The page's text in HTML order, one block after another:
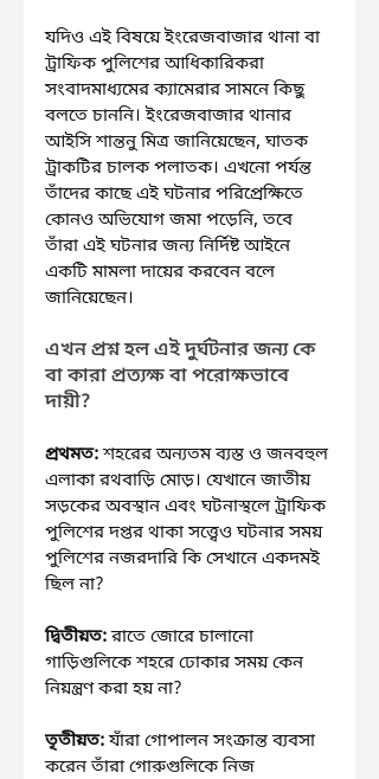
যদিও এই বিষয়ে ইংরেজবাজার থানা বা
ট্রাফিক পুলিশের আধিকারিকরা
সংবাদমাধ্যমের ক্যামেরার সামনে কিছু
বলতে চাননি। ইংরেজবাজার থানার
আইসি শান্তনু মিত্র জানিয়েছেন, ঘাতক
ট্রাকটির চালক পলাতক। এখনো পর্যন্ত
তাঁদের কাছে এই ঘটনার পরিপ্রেক্ষিতে
কোনও অভিযোগ জমা পড়েনি, তবে
তাঁরা এই ঘটনার জন্য নির্দিষ্ট আইনে
একটি মামলা দায়ের করবেন বলে
জানিয়েছেন।
এখন প্রশ্ন হল এই দুর্ঘটনার জন্য কে
বা কারা প্রত্যক্ষ বা পরোক্ষভাবে
দায়ী?
প্রথমত: শহরের অন্যতম ব্যস্ত ও জনবহুল
এলাকা রথবাড়ি মোড়। যেখানে জাতীয়
সড়কের অবস্থান এবং ঘটনাস্থলে ট্রাফিক
পুলিশের দপ্তর থাকা সত্ত্বেও ঘটনার সময়
পুলিশের নজরদারি কি সেখানে একদমই
ছিল না?
দ্বিতীয়ত: রাতে জোরে চালানো
গাড়িগুলিকে শহরে ঢোকার সময় কেন
নিয়ন্ত্রণ করা হয় না?
তৃতীয়ত: যাঁরা গোপালন সংক্রান্ত ব্যবসা
করেন তাঁরা গোরুগুলিকে নিজ